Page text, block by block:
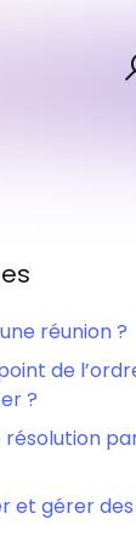
réunion ?
de
?
et gérer